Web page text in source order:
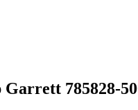
785828-